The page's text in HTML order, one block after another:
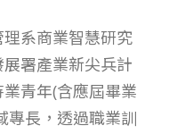
系商業智慧研究
署產業新尖兵計
青年(含應屆畢業
專長，透過職業訓